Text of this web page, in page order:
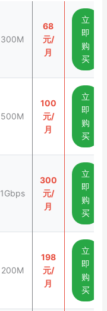
300M
68
元/
月
立
即
购
买
500M
100
元/
月
立
即
购
买
1Gbps
300
元/
月
立
即
购
买
200M
198
元/
月
立
即
购
买